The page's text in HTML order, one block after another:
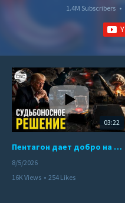
1.4M Subscribers •
03:22
Пентагон дает добро на ядерный удар по противникам США
8/5/2026
16K Views • 254 Likes